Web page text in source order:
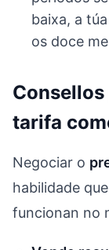
baixa, a
os doce
tarifa
Negociar o
habilidade
funcionan no